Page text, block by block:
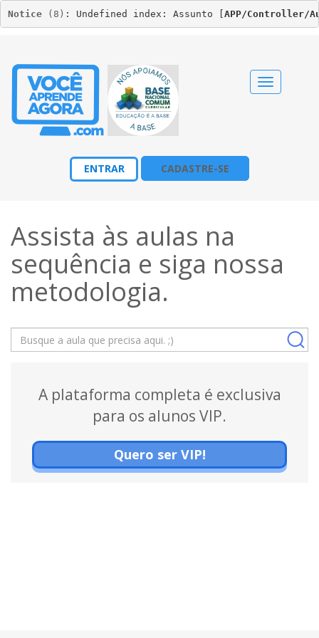
Notice (8) : Undefined index: Assunto [APP/Controller/
Alternar
navegação
ENTRAR CADASTRE-SE
Assista às aulas na
sequência e siga nossa
metodologia.
A plataforma completa é exclusiva
para os alunos VIP.
Quero ser VIP!